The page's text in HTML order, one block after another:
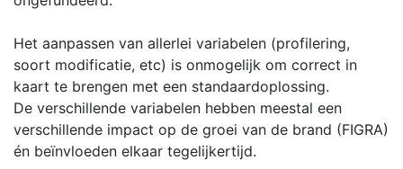
Het aanpassen van allerlei variabelen (profilering,
soort modificatie, etc) is onmogelijk om correct in
kaart te brengen met een standaardoplossing.
De verschillende variabelen hebben meestal een
verschillende impact op de groei van de brand (FIGRA)
én beïnvloeden elkaar tegelijkertijd.